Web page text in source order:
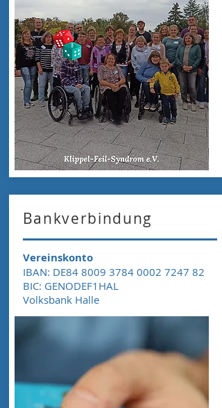
Bankverbindung
Vereinskonto
IBAN: DE84 8009 3784 0002 7247 82
BIC: GENODEF1HAL
Volksbank Halle